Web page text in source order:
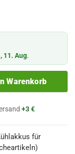
11. Aug.
Warenkorb
+3 €
für